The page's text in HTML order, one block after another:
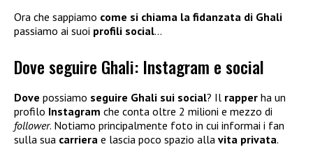
Ora che sappiamo come si chiama la fidanzata di Ghali
passiamo ai suoi profili social…
Dove seguire Ghali: Instagram e social
Dove possiamo seguire Ghali sui social? Il rapper ha un
profilo Instagram che conta oltre 2 milioni e mezzo di
follower. Notiamo principalmente foto in cui informai i fan
sulla sua carriera e lascia poco spazio alla vita privata.